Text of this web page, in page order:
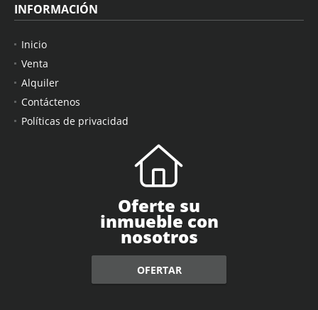
INFORMACIÓN
Inicio
Venta
Alquiler
Contáctenos
Políticas de privacidad
Oferte su
inmueble con
nosotros
OFERTAR